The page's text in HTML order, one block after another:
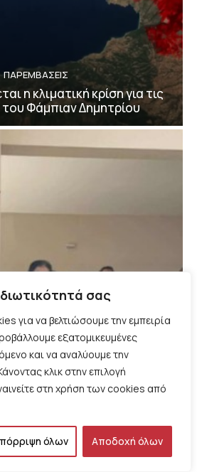
σας
για να βελτιώσουμε την εμπειρία
εξατομικευμένες
και να αναλύουμε την
κλικ στην επιλογή
στη χρήση των cookies από
όλων Αποδοχή όλων
ΠΑΡΕΜΒΑΣΕΙΣ
η κλιματική κρίση για τις
Φάμπιαν Δημητρίου
του Χρήστου Μπέλμπα